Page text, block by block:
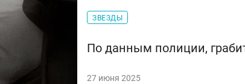
ЗВЕЗДЫ
По данным полиции,
27 июня 2025